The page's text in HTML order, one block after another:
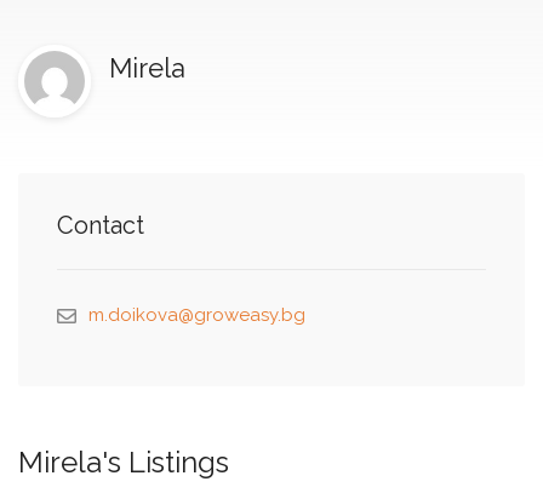
Mirela
Contact
m.doikova@groweasy.bg
Mirela's Listings